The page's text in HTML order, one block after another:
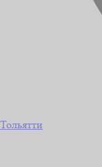
Тольятти